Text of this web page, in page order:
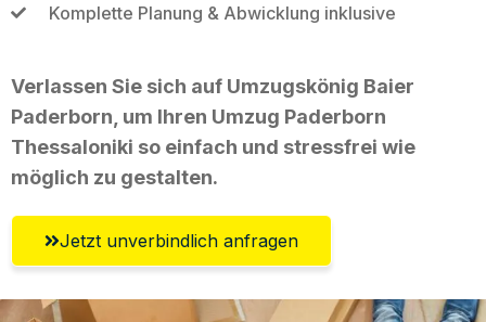
Komplette Planung & Abwicklung inklusive
Verlassen Sie sich auf Umzugskönig Baier
Paderborn, um Ihren Umzug Paderborn
Thessaloniki so einfach und stressfrei wie
möglich zu gestalten.
Jetzt unverbindlich anfragen